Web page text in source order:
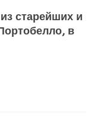
старейших и
в